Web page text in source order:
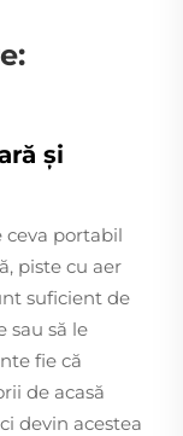
și
ceva portabil
piste cu aer
suficient de
sau să le
fie că
de acasă
devin acestea